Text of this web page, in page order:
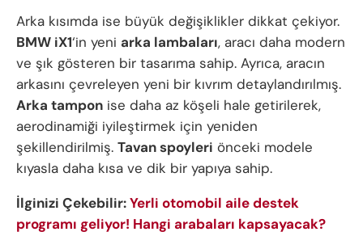
Arka kısımda ise büyük değişiklikler dikkat çekiyor.
BMW iX1‘in yeni arka lambaları, aracı daha modern
ve şık gösteren bir tasarıma sahip. Ayrıca, aracın
arkasını çevreleyen yeni bir kıvrım detaylandırılmış.
Arka tampon ise daha az köşeli hale getirilerek,
aerodinamiği iyileştirmek için yeniden
şekillendirilmiş. Tavan spoyleri önceki modele
kıyasla daha kısa ve dik bir yapıya sahip.
İlginizi Çekebilir:Yerli otomobil aile destek
programı geliyor! Hangi arabaları kapsayacak?